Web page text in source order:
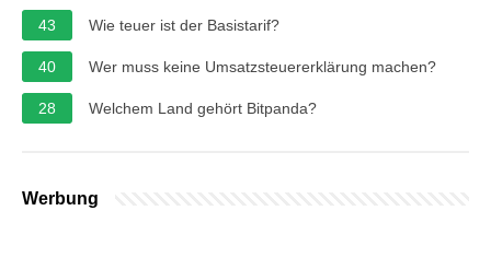
43
Wie teuer ist der Basistarif?
40 Wer muss keine Umsatzsteuererklärung machen?
28 Welchem ​​Land gehört Bitpanda?
Werbung